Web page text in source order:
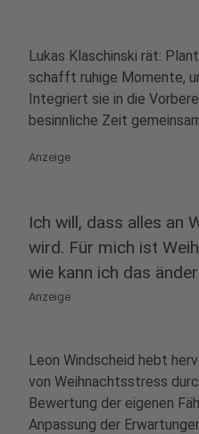
Lukas Klaschinski rät:
schafft ruhige Momente,
Integriert sie in die
besinnliche Zeit
Anzeige
Ich will, dass alles an
wird. Für mich ist
wie kann ich das
Anzeige
Leon Windscheid hebt
von Weihnachtsstress
Bewertung der eigenen
Anpassung der